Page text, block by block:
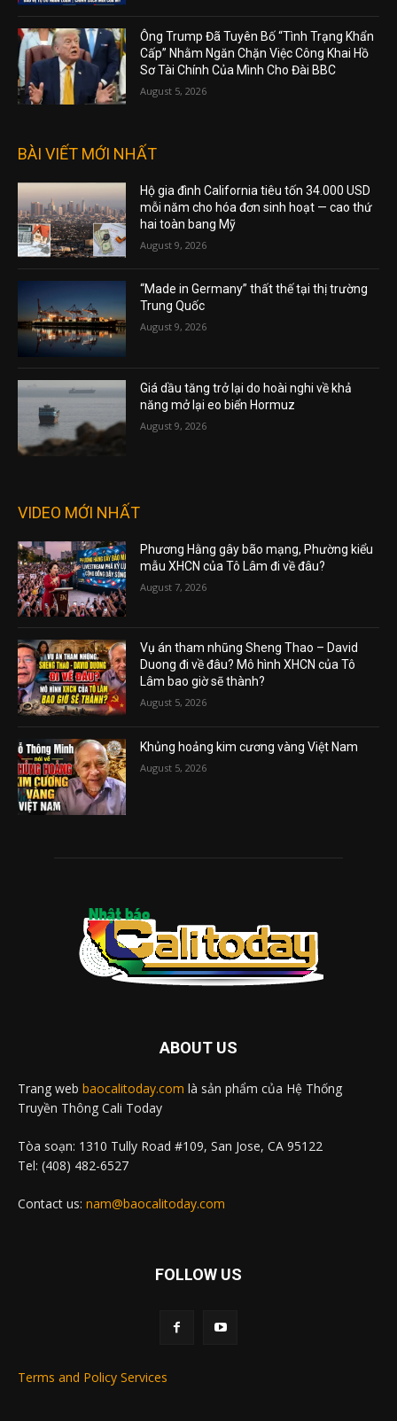
Ông Trump Đã Tuyên Bố “Tình Trạng Khẩn
Cấp” Nhằm Ngăn Chặn Việc Công Khai Hồ
Sơ Tài Chính Của Mình Cho Đài BBC
August 5, 2026
BÀI VIẾT MỚI NHẤT
Hộ gia đình California tiêu tốn 34.000 USD
mỗi năm cho hóa đơn sinh hoạt — cao thứ
hai toàn bang Mỹ
August 9, 2026
“Made in Germany” thất thế tại thị trường
Trung Quốc
August 9, 2026
Giá dầu tăng trở lại do hoài nghi về khả
năng mở lại eo biển Hormuz
August 9, 2026
VIDEO MỚI NHẤT
Phương Hằng gây bão mạng, Phường kiểu
mẫu XHCN của Tô Lâm đi về đâu?
August 7, 2026
Vụ án tham nhũng Sheng Thao – David
Duong đi về đâu? Mô hình XHCN của Tô
Lâm bao giờ sẽ thành?
August 5, 2026
Khủng hoảng kim cương vàng Việt Nam
August 5, 2026
ABOUT US
Trang web baocalitoday.com là sản phẩm của Hệ Thống
Truyền Thông Cali Today
Tòa soạn: 1310 Tully Road #109, San Jose, CA 95122
Tel: (408) 482-6527
Contact us: nam@baocalitoday.com
FOLLOW US
Terms and Policy Services